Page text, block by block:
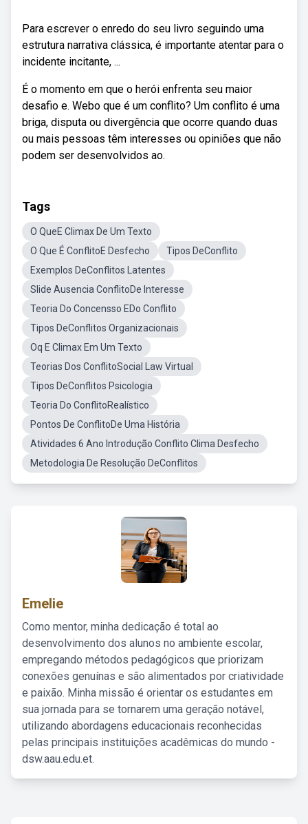
Para escrever o enredo do seu livro seguindo uma
estrutura narrativa clássica, é importante atentar para o
incidente incitante, ...
É o momento em que o herói enfrenta seu maior
desafio e. Webo que é um conflito? Um conflito é uma
briga, disputa ou divergência que ocorre quando duas
ou mais pessoas têm interesses ou opiniões que não
podem ser desenvolvidos ao.
Tags
O QueE Climax De Um Texto
O Que É ConflitoE Desfecho
Tipos DeConflito
Exemplos DeConflitos Latentes
Slide Ausencia ConflitoDe Interesse
Teoria Do Concensso EDo Conflito
Tipos DeConflitos Organizacionais
Oq E Climax Em Um Texto
Teorias Dos ConflitoSocial Law Virtual
Tipos DeConflitos Psicologia
Teoria Do ConflitoRealístico
Pontos De ConflitoDe Uma História
Atividades 6 Ano Introdução Conflito Clima Desfecho
Metodologia De Resolução DeConflitos
Emelie
Como mentor, minha dedicação é total ao
desenvolvimento dos alunos no ambiente escolar,
empregando métodos pedagógicos que priorizam
conexões genuínas e são alimentados por criatividade
e paixão. Minha missão é orientar os estudantes em
sua jornada para se tornarem uma geração notável,
utilizando abordagens educacionais reconhecidas
pelas principais instituições acadêmicas do mundo -
dsw.aau.edu.et.